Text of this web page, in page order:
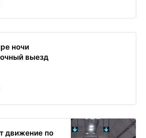
ночи
выезд
движение по